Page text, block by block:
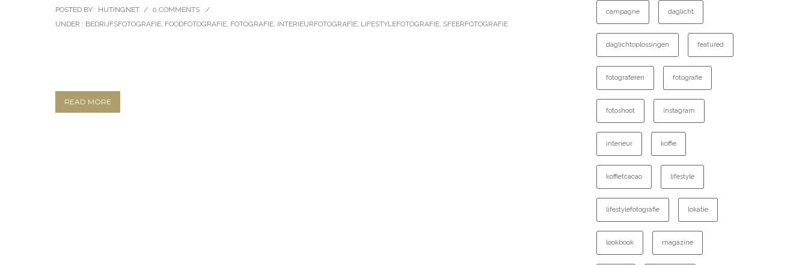
POSTED BY : HUTINGNET / 0 COMMENTS
/
UNDER : BEDRIJFSFOTOGRAFIE FOODFOTOGRAFIE FOTOGRAFIE INTERIEURFOTOGRAFIE LIFESTYLEFOTOGRAFIE SFEERFOTOGRAFIE
READ MORE
campagne daglicht
daglichtoplossingen featured
fotograferen fotografie
fotoshoot instagram
interieur koffie
koffietcacao lifestyle
lifestylefotografie lokatie
lookbook magazine